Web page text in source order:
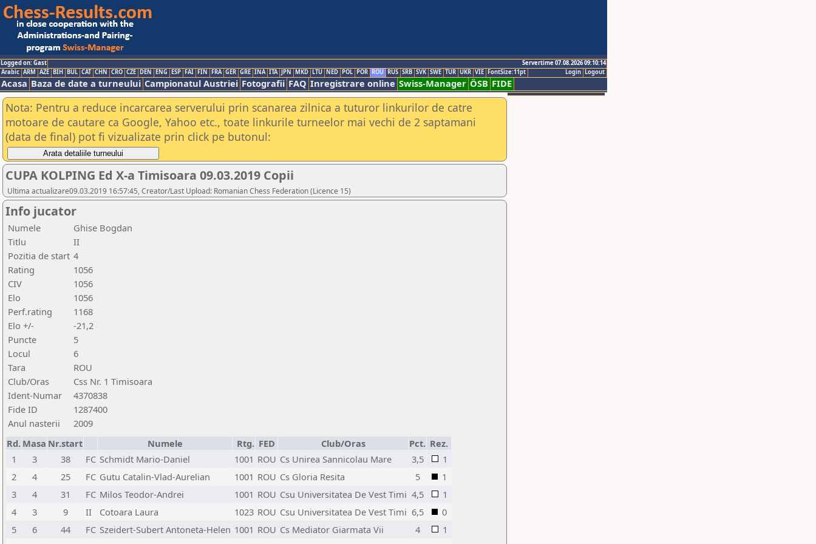
Logged on: Gast
Servertime 07.08.2026 09:10:14
Logout
Login
Arabic ARM AZE BIH BUL CAT CHN CRO CZE DEN ENG ESP FAI FIN FRA GER GRE INA ITA JPN MKD LTU NED POL POR ROU RUS SRB SVK SWE TUR UKR VIE FontSize:11pt
Acasa Baza de date a turneului Campionatul Austriei Fotografii FAQ Inregistrare online Swiss-Manager ÖSB FIDE
Nota: Pentru a reduce incarcarea serverului prin scanarea zilnica a tuturor linkurilor de catre
motoare de cautare ca Google, Yahoo etc., toate linkurile turneelor mai vechi de 2 saptamani
(data de final) pot fi vizualizate prin click pe butonul:
CUPA KOLPING Ed X-a Timisoara 09.03.2019 Copii
Ultima actualizare09.03.2019 16:57:45, Creator/Last Upload: Romanian Chess Federation (Licence 15)
Info jucator
Numele
Ghise Bogdan
Titlu
II
Pozitia de start 4
Rating
1056
CIV
1056
Elo
1056
Perf.rating
1168
Elo +/-
-21,2
Puncte
5
Locul
6
Tara
ROU
Club/Oras
Css Nr. 1 Timisoara
Ident-Numar
4370838
Fide ID
1287400
Anul nasterii
2009
Rd. Masa Nr.start Numele Rtg. FED Club/Oras Pct. Rez.
1
3 38 FC Schmidt Mario-Daniel 1001 ROU Cs Unirea Sannicolau Mare 3,5
1
2
4 25 FC Gutu Catalin-Vlad-Aurelian 1001 ROU Cs Gloria Resita 5
1
3
4 31 FC Milos Teodor-Andrei 1001 ROU Csu Universitatea De Vest Timi 4,5
1
4
3 9 II Cotoara Laura 1023 ROU Csu Universitatea De Vest Timi 6,5
0
5
6 44 FC Szeidert-Subert Antoneta-Helen 1001 ROU Cs Mediator Giarmata Vii 4
1